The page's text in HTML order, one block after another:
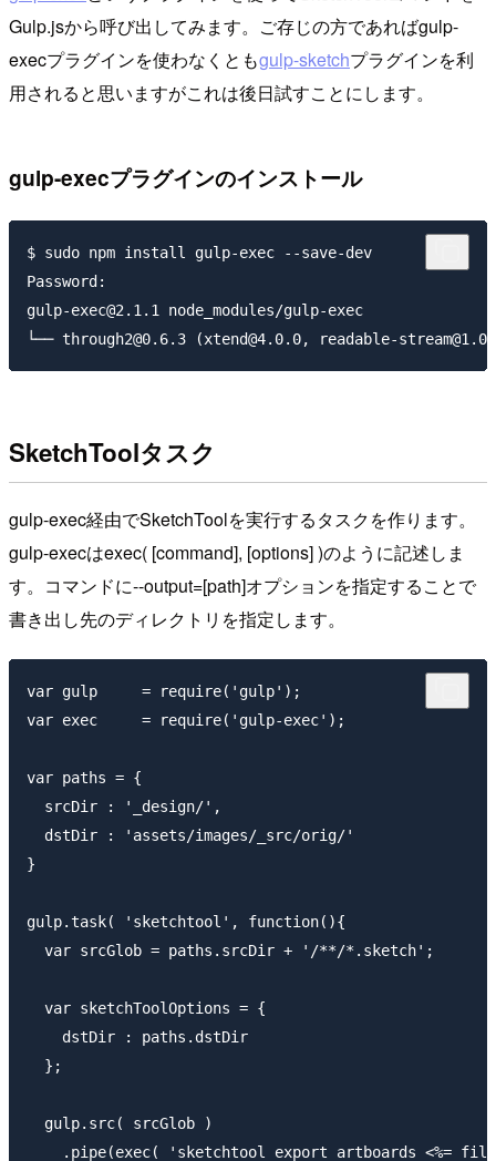
Gulp.jsから呼び出してみます。ご存じの方であればgulp-
execプラグインを使わなくともgulp-sketchプラグインを利
用されると思いますがこれは後日試すことにします。
gulp-execプラグインのインストール
$ sudo npm install gulp-exec --save-dev
Password:
gulp-exec@2.1.1 node_modules/gulp-exec
SketchToolタスク
gulp-exec経由でSketchToolを実行するタスクを作ります。
gulp-execはexec( [command], [options] )のように記述しま
す。コマンドに--output=[path]オプションを指定することで
書き出し先のディレクトリを指定します。
var gulp     = require('gulp');
var exec     = require('gulp-exec');
var paths = {
  srcDir : '_design/',
  dstDir : 'assets/images/_src/orig/'
}
gulp.task( 'sketchtool', function(){
  var srcGlob = paths.srcDir + '/**/*.sketch';
  var sketchToolOptions = {
    dstDir : paths.dstDir
  };
  gulp.src( srcGlob )
.pipe(exec( 'sketchtool export artboards <%=